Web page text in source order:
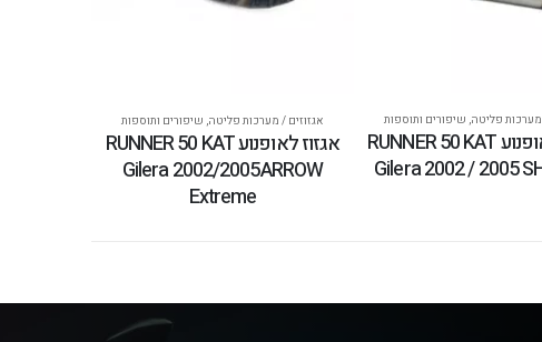
מערכות פליטה, שיפורים ותוספות
אגזוז לאופנוע RUNNER 50 KAT
Gilera 2002 / 2005
אגזוזים / מערכות פליטה, שיפורים ותוספות
אגזוז לאופנוע RUNNER 50 KAT
Gilera 2002/2005ARROW
Extreme